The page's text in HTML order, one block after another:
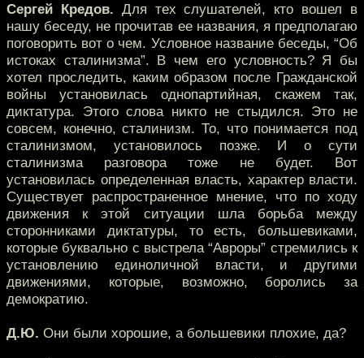
Сергей Кредов. Для тех слушателей, кто вошел в
нашу беседу, не прочитав ее названия, я предполагаю
поговорить вот о чем. Условное название беседы, “Об
истоках сталинизма”. В чем его условность? Я бы
хотел проследить, каким образом после Гражданской
войны установилась однопартийная, скажем так,
диктатура. Этого слова никто не стыдился. Это не
совсем, конечно, сталинизм. То, что понимается под
сталинизмом, установилось позже. И о сути
сталинизма разговора тоже не будет. Вот
установилась определенная власть, характер власти.
Существует распространенное мнение, что по ходу
движения к этой ситуации шла борьба между
сторонниками диктатуры, то есть, большевиками,
которые буквально с выстрела “Авроры” стремились к
установлению единоличной власти, и другими
движениями, которые, возможно, боролись за
демократию.
Д.Ю. Они были хорошие, а большевики плохие, да?